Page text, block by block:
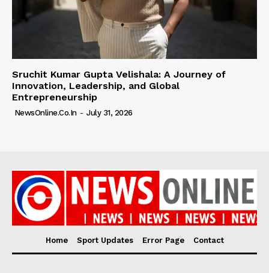
Sruchit Kumar Gupta Velishala: A Journey of
Innovation, Leadership, and Global
Entrepreneurship
NewsOnline.co.in - July 31, 2026
Home Sport Updates Error Page Contact